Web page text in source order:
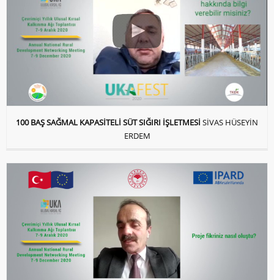
100 BAŞ SAĞMAL KAPASİTELİ SÜT SIĞIRI İŞLETMESİ SİVAS HÜSEYİN
ERDEM